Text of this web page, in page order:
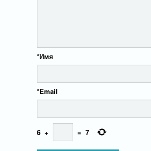
Имя
*
Email
*
6 + = 7